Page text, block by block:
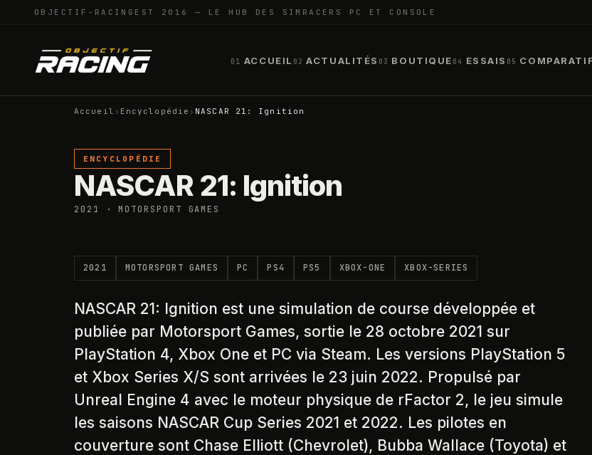
OBJECTIF-RACING EST 2016 — LE HUB DES SIMRACERS PC ET CONSOLE
01 ACCUEIL 02 ACTUALITÉS 03 BOUTIQUE 04 ESSAIS 05
Accueil › Encyclopédie › NASCAR 21: Ignition
ENCYCLOPÉDIE
NASCAR 21: Ignition
2021 · MOTORSPORT GAMES
2021 MOTORSPORT GAMES PC PS4 PS5 XBOX-ONE XBOX-SERIES
NASCAR 21: Ignition est une simulation de course développée et
publiée par Motorsport Games, sortie le 28 octobre 2021 sur
PlayStation 4, Xbox One et PC via Steam. Les versions PlayStation 5
et Xbox Series X/S sont arrivées le 23 juin 2022. Propulsé par
Unreal Engine 4 avec le moteur physique de rFactor 2, le jeu simule
les saisons NASCAR Cup Series 2021 et 2022. Les pilotes en
couverture sont Chase Elliott (Chevrolet), Bubba Wallace (Toyota) et